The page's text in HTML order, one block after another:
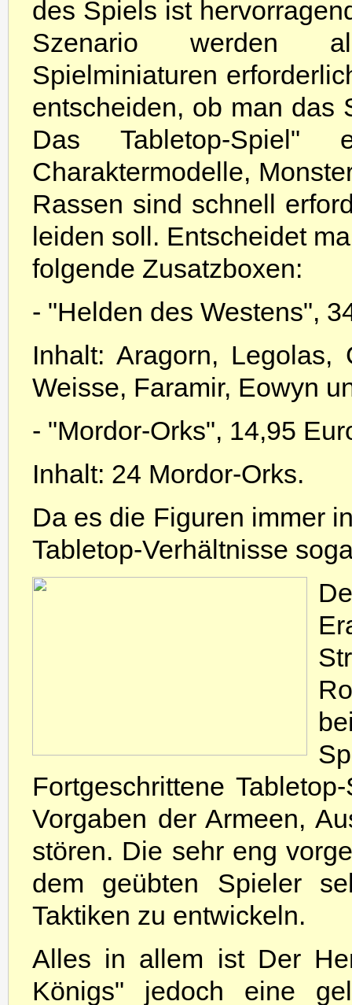
des Spiels ist
Szenario werden
Spielminiaturen
entscheiden, ob man das
Das Tabletop-Spiel"
Charaktermodelle,
Rassen sind schnell
leiden soll. Entscheidet
folgende Zusatzboxen:
- "Helden des Westens",
Inhalt: Aragorn,
Weisse, Faramir, Eowyn
- "Mordor-Orks", 14,95
Inhalt: 24 Mordor-Orks.
Da es die Figuren immer
Tabletop-Verhältnisse
Fortgeschrittene
Vorgaben der Armeen,
stören. Die sehr eng
dem geübten Spieler
Taktiken zu entwickeln.
Alles in allem ist Der
Königs" jedoch eine